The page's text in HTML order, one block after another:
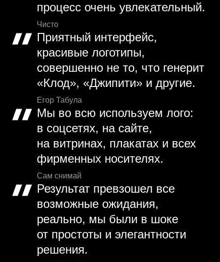
процесс очень увлекательный.
Чисто
Приятный интерфейс,
красивые логотипы,
совершенно не то, что генерит
«Клод», «Джипити» и другие.
Егор Табула
Мы во всю используем лого:
в соцсетях, на сайте,
на витринах, плакатах и всех
фирменных носителях.
Сам снимай
Результат превзошел все
возможные ожидания,
реально, мы были в шоке
от простоты и элегантности
решения.